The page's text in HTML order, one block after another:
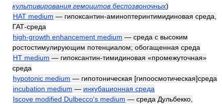
культивирования гемоцитов беспозвоночных)
HAT medium — гипоксантин-аминоптеринтимидиновая среда,
ГАТ-среда
high-growth enhancement medium — среда с высоким
ростостимулирующим потенциалом; обогащенная среда
HT medium — гипоксантин-тимидиновая «промежуточная»
среда
hypotonic medium — гипотоническая [гипоосмотическая]среда
incubation medium — инкубационная среда
Iscove modified Dulbecco's medium — среда Дульбекко,